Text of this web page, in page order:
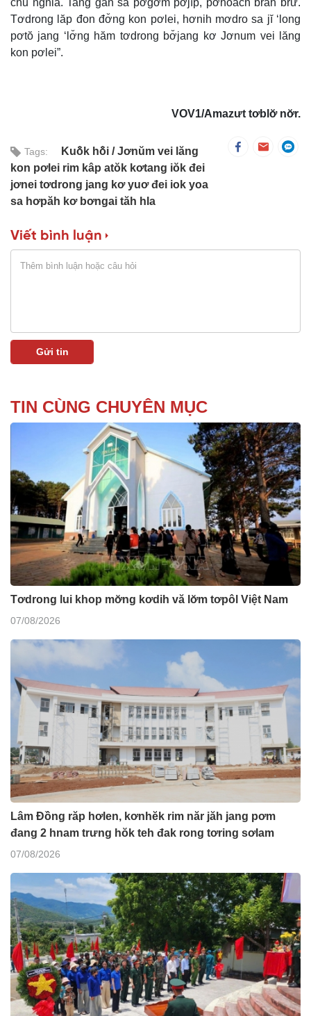
chủ nghiã. Tang găn sa pơgơ̆m pơjĭp, pơhoach brăh brư.
Tơdrong lăp đon đơ̆ng kon pơlei, hơnih mơdro sa jĭ ‘long
pơtŏ jang ‘lơ̆ng hăm tơdrong bơ̆jang kơ Jơnum vei lăng
kon pơlei”.
VOV1/Amazưt tơblơ̆ nơ̆r.
Tags: Kuô̆k hô̆i
Jơnŭm vei lăng
kon pơlei rim kâp atŏk kơtang iŏk đei
jơnei tơdrong jang kơ yuơ đei iok yoa
sa hơpăh kơ bơngai tăh hla
Viết bình luận
TIN CÙNG CHUYÊN MỤC
Tơdrong lui khop mơ̆ng kơdih vă lơ̆m tơpôl Việt Nam
07/08/2026
Lâm Đồng răp hơlen, kơnhĕk rim năr jăh jang pơm
đang 2 hnam trưng hŏk teh đak rong tơring sơlam
07/08/2026